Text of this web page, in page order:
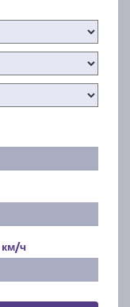
км/ч